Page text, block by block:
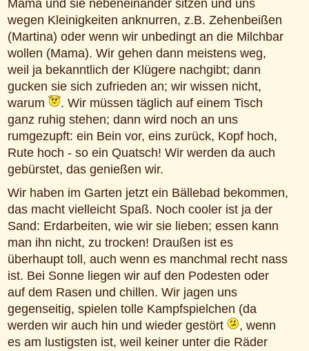
Mama und sie nebeneinander sitzen und uns
wegen Kleinigkeiten anknurren, z.B. Zehenbeißen
(Martina) oder wenn wir unbedingt an die Milchbar
wollen (Mama). Wir gehen dann meistens weg,
weil ja bekanntlich der Klügere nachgibt; dann
gucken sie sich zufrieden an; wir wissen nicht,
warum
. Wir müssen täglich auf einem Tisch
ganz ruhig stehen; dann wird noch an uns
rumgezupft: ein Bein vor, eins zurück, Kopf hoch,
Rute hoch - so ein Quatsch! Wir werden da auch
gebürstet, das genießen wir.
Wir haben im Garten jetzt ein Bällebad bekommen,
das macht vielleicht Spaß. Noch cooler ist ja der
Sand: Erdarbeiten, wie wir sie lieben; essen kann
man ihn nicht, zu trocken! Draußen ist es
überhaupt toll, auch wenn es manchmal recht nass
ist. Bei Sonne liegen wir auf den Podesten oder
auf dem Rasen und chillen. Wir jagen uns
gegenseitig, spielen tolle Kampfspielchen (da
werden wir auch hin und wieder gestört
, wenn
es am lustigsten ist, weil keiner unter die Räder